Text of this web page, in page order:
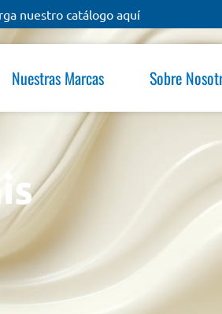
nuestro catálogo aquí
Nuestras Marcas Sobre